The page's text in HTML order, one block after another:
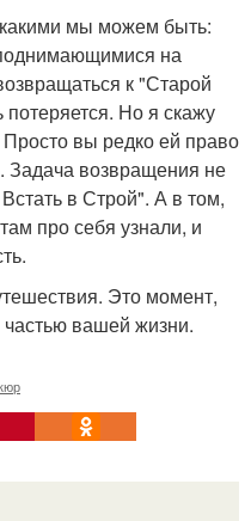
мы можем быть:
на
к "Старой
потеряется. Но я скажу
вы редко ей право
Задача возвращения не
в Строй". А в том,
про себя узнали, и
Это момент,
частью вашей жизни.